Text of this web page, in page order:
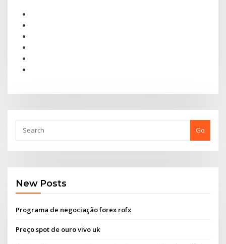
Go
New Posts
Programa de negociação forex rofx
Preço spot de ouro vivo uk